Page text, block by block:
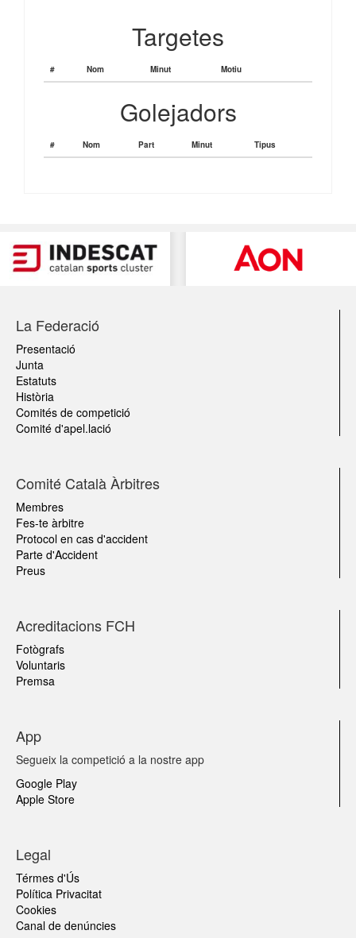
Targetes
# Nom Minut Motiu
Golejadors
# Nom Part Minut Tipus
La Federació
Presentació
Junta
Estatuts
Història
Comités de competició
Comité d'apel.lació
Comité Català Àrbitres
Membres
Fes-te àrbitre
Protocol en cas d'accident
Parte d'Accident
Preus
Acreditacions FCH
Fotògrafs
Voluntaris
Premsa
App
Segueix la competició a la nostre app
Google Play
Apple Store
Legal
Térmes d'Ús
Política Privacitat
Cookies
Canal de denúncies